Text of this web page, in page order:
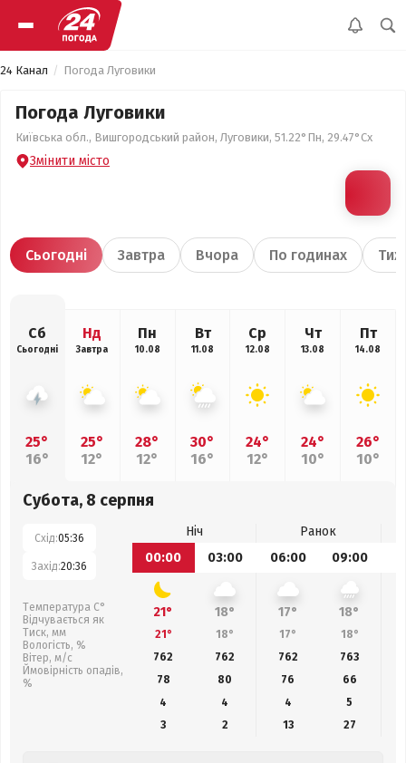
24 Канал Погода Луговики
Погода Луговики
Київська обл., Вишгородський район, Луговики, 51.22°Пн, 29.47°Сх
Змінити місто
Сьогодні Завтра Вчора По годинах
Сб
Сьогодні
25°
16°
Нд
Завтра
25°
12°
Пн
10.08
28°
12°
Вт
11.08
30°
16°
Ср
12.08
24°
12°
Чт
13.08
24°
10°
Пт
14.08
26°
10°
Субота, 8 серпня
Схід:05:36
Захід:20:36
Температура С°
Відчувається як
Тиск, мм
Вологість, %
Вітер, м/с
Ймовірність опадів,
%
Ніч
Ранок
00:00
03:00 06:00 09:00
21° 18° 17° 18°
21° 18° 17° 18°
762
762 762 763
78
80 76 66
4
4 4
5
3
2 13 27